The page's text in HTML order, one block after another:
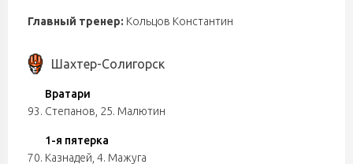
Главный тренер: Кольцов Константин
Шахтер-Солигорск
Вратари
93. Степанов, 25. Малютин
1-я пятерка
70. Казнадей, 4. Мажуга